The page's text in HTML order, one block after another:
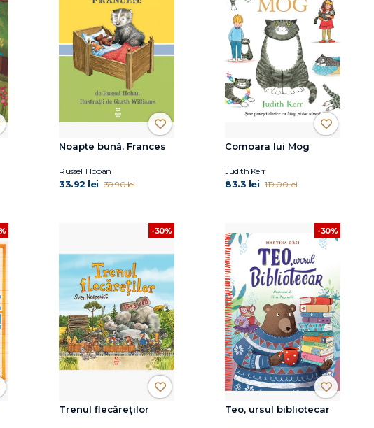
Noapte bună, Frances
Russell Hoban
33.92 lei 39.90 lei
Comoara lui Mog
Judith Kerr
83.3 lei 119.00 lei
-30%
Trenul flecăreților
-30%
Teo, ursul bibliotecar